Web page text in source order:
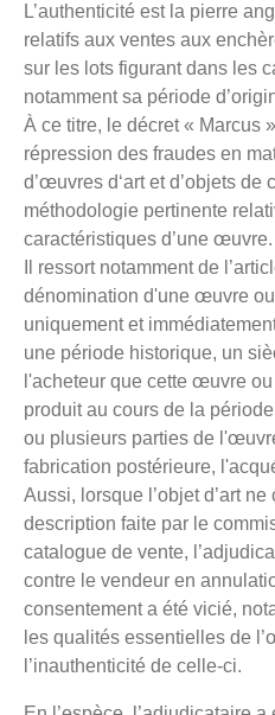
L’authenticité est la pierre
relatifs aux ventes aux
sur les lots figurant dans les
notamment sa période
À ce titre, le décret « Marcus
répression des fraudes en
d’œuvres d‘art et d’objets de
méthodologie pertinente
caractéristiques d’une œuvre.
Il ressort notamment de
dénomination d'une œuvre
uniquement et
une période historique, un
l'acheteur que cette œuvre
produit au cours de la
ou plusieurs parties de
fabrication postérieure,
Aussi, lorsque l’objet d’art
description faite par le
catalogue de vente,
contre le vendeur en
consentement a été vicié,
les qualités essentielles de
l’inauthenticité de celle-ci.